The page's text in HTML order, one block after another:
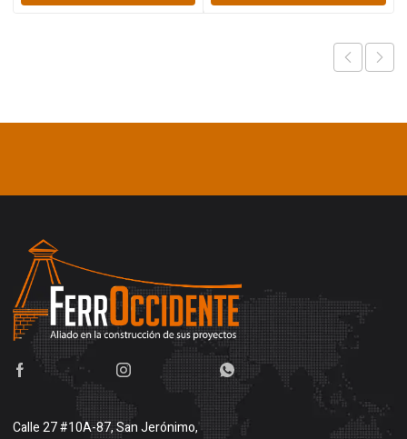
Calle 27 #10A-87, San Jerónimo,